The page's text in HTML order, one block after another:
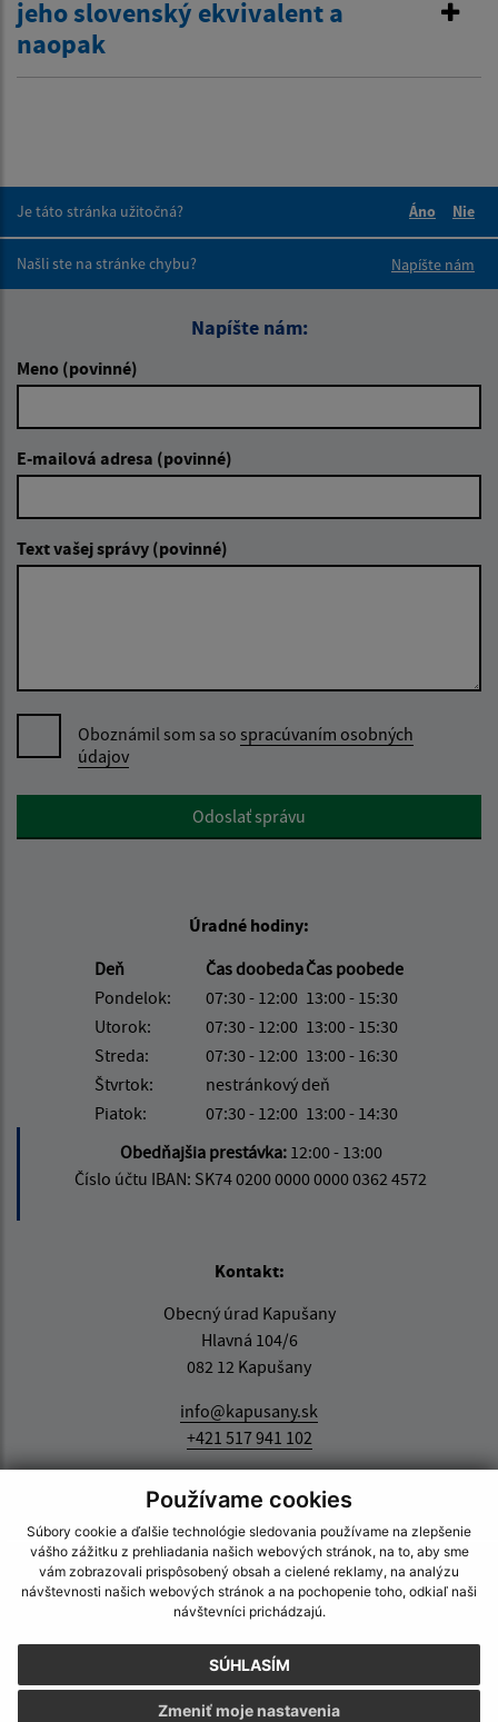
Používame cookies
Súbory cookie a ďalšie technológie sledovania používame na zlepšenie
vášho zážitku z prehliadania našich webových stránok, na to, aby sme
vám zobrazovali prispôsobený obsah a cielené reklamy, na analýzu
návštevnosti našich webových stránok a na pochopenie toho, odkiaľ naši
návštevníci prichádzajú.
SÚHLASÍM
Zmeniť moje nastavenia
jeho slovenský ekvivalent a
naopak
Je táto stránka užitočná?
Áno
Nie
Našli ste na stránke chybu?
Napíšte nám
Napíšte nám:
Meno (povinné)
E-mailová adresa (povinné)
Text vašej správy (povinné)
Oboznámil som sa so spracúvaním osobných
údajov
Google reCaptcha ResponseOdoslať správu
Úradné hodiny:
Deň
Čas doobedaČas poobede
Pondelok:
07:30 - 12:00 13:00 - 15:30
Utorok:
07:30 - 12:00 13:00 - 15:30
Streda:
07:30 - 12:00 13:00 - 16:30
Štvrtok:
nestránkový deň
Piatok:
07:30 - 12:00 13:00 - 14:30
Obedňajšia prestávka: 12:00 - 13:00
Číslo účtu IBAN: SK74 0200 0000 0000 0362 4572
Kontakt:
Obecný úrad Kapušany
Hlavná 104/6
082 12 Kapušany
info@kapusany.sk
+421 517 941 102